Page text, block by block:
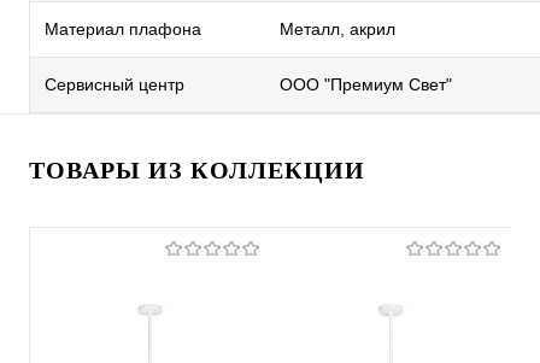
Материал плафона Металл, акрил
Сервисный центр ООО "Премиум Свет"
ТОВАРЫ ИЗ КОЛЛЕКЦИИ